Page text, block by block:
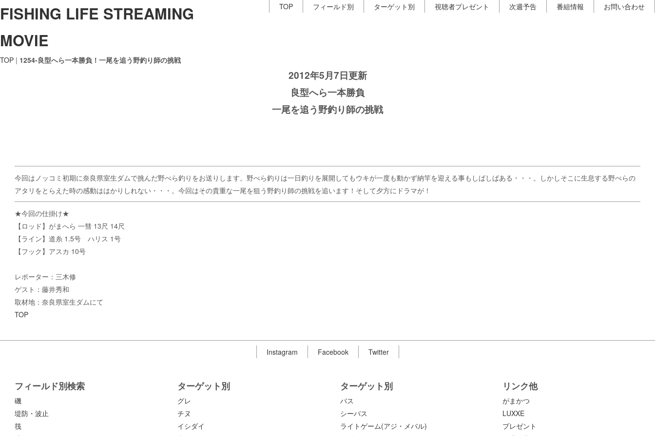
FISHING LIFE STREAMING
MOVIE
TOP フィールド別 ターゲット別 視聴者プレゼント 次週予告 番組情報 お問い合わせ
TOP | 1254-良型へら一本勝負！一尾を追う野釣り師の挑戦
2012年5月7日更新
良型へら一本勝負
一尾を追う野釣り師の挑戦
今回はノッコミ初期に奈良県室生ダムで挑んだ野べら釣りをお送りします。野べら釣りは一日釣りを展開してもウキが一度も動かず納竿を迎える事もしばしばある・・・。しかしそこに生息する野べらの
アタリをとらえた時の感動ははかりしれない・・・。今回はその貴重な一尾を狙う野釣り師の挑戦を追います！そして夕方にドラマが！
★今回の仕掛け★
【ロッド】がまへら 一彗 13尺 14尺
【ライン】道糸 1.5号 ハリス 1号
【フック】アスカ 10号
レポーター：三木修
ゲスト：藤井秀和
取材地：奈良県室生ダムにて
TOP
Instagram Facebook Twitter
フィールド別検索
磯
堤防・波止
筏
ターゲット別
グレ
チヌ
イシダイ
ターゲット別
バス
シーバス
ライトゲーム(アジ・メバル)
リンク他
がまかつ
LUXXE
プレゼント